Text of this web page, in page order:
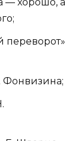
переворот»
Фонвизина;